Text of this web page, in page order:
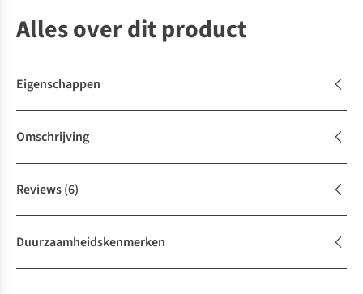
Alles over dit product
Eigenschappen
Omschrijving
Reviews(6)
Duurzaamheidskenmerken